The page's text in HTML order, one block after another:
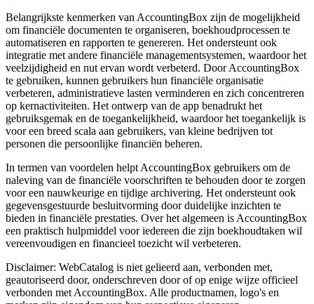
Belangrijkste kenmerken van AccountingBox zijn de mogelijkheid
om financiële documenten te organiseren, boekhoudprocessen te
automatiseren en rapporten te genereren. Het ondersteunt ook
integratie met andere financiële managementsystemen, waardoor het
veelzijdigheid en nut ervan wordt verbeterd. Door AccountingBox
te gebruiken, kunnen gebruikers hun financiële organisatie
verbeteren, administratieve lasten verminderen en zich concentreren
op kernactiviteiten. Het ontwerp van de app benadrukt het
gebruiksgemak en de toegankelijkheid, waardoor het toegankelijk is
voor een breed scala aan gebruikers, van kleine bedrijven tot
personen die persoonlijke financiën beheren.
In termen van voordelen helpt AccountingBox gebruikers om de
naleving van de financiële voorschriften te behouden door te zorgen
voor een nauwkeurige en tijdige archivering. Het ondersteunt ook
gegevensgestuurde besluitvorming door duidelijke inzichten te
bieden in financiële prestaties. Over het algemeen is AccountingBox
een praktisch hulpmiddel voor iedereen die zijn boekhoudtaken wil
vereenvoudigen en financieel toezicht wil verbeteren.
Disclaimer: WebCatalog is niet gelieerd aan, verbonden met,
geautoriseerd door, onderschreven door of op enige wijze officieel
verbonden met AccountingBox. Alle productnamen, logo's en